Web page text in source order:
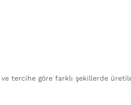
tercihe göre farklı şekillerde